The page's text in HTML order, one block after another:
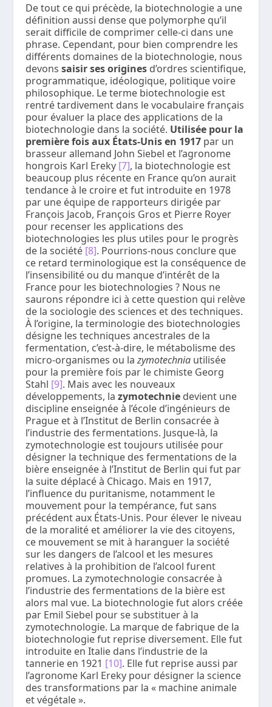
De tout ce qui précède, la biotechnologie a une
définition aussi dense que polymorphe qu’il
serait difficile de comprimer celle-ci dans une
phrase. Cependant, pour bien comprendre les
différents domaines de la biotechnologie, nous
devonssaisir ses origines d’ordres scientifique,
programmatique, idéologique, politique voire
philosophique. Le terme biotechnologie est
rentré tardivement dans le vocabulaire français
pour évaluer la place des applications de la
biotechnologie dans la société. Utilisée pour la
première fois aux États-Unis en 1917 par un
brasseur allemand John Siebel et l’agronome
hongrois Karl Ereky [7], la biotechnologie est
beaucoup plus récente en France qu’on aurait
tendance à le croire et fut introduite en 1978
par une équipe de rapporteurs dirigée par
François Jacob, François Gros et Pierre Royer
pour recenser les applications des
biotechnologies les plus utiles pour le progrès
de la société [8]. Pourrions-nous conclure que
ce retard terminologique est la conséquence de
l’insensibilité ou du manque d’intérêt de la
France pour les biotechnologies ? Nous ne
saurons répondre ici à cette question qui relève
de la sociologie des sciences et des techniques.
À l’origine, la terminologie des biotechnologies
désigne les techniques ancestrales de la
fermentation, c’est-à-dire, le métabolisme des
micro-organismes ou lazymotechnia utilisée
pour la première fois par le chimiste Georg
Stahl [9]. Mais avec les nouveaux
développements, lazymotechnie devient une
discipline enseignée à l’école d’ingénieurs de
Prague et à l’Institut de Berlin consacrée à
l’industrie des fermentations. Jusque-là, la
zymotechnologie est toujours utilisée pour
désigner la technique des fermentations de la
bière enseignée à l’Institut de Berlin qui fut par
la suite déplacé à Chicago. Mais en 1917,
l’influence du puritanisme, notamment le
mouvement pour la tempérance, fut sans
précédent aux États-Unis. Pour élever le niveau
de la moralité et améliorer la vie des citoyens,
ce mouvement se mit à haranguer la société
sur les dangers de l’alcool et les mesures
relatives à la prohibition de l’alcool furent
promues. La zymotechnologie consacrée à
l’industrie des fermentations de la bière est
alors mal vue. La biotechnologie fut alors créée
par Emil Siebel pour se substituer à la
zymotechnologie. La marque de fabrique de la
biotechnologie fut reprise diversement. Elle fut
introduite en Italie dans l’industrie de la
tannerie en 1921 [10]. Elle fut reprise aussi par
l’agronome Karl Ereky pour désigner la science
des transformations par la « machine animale
et végétale ».